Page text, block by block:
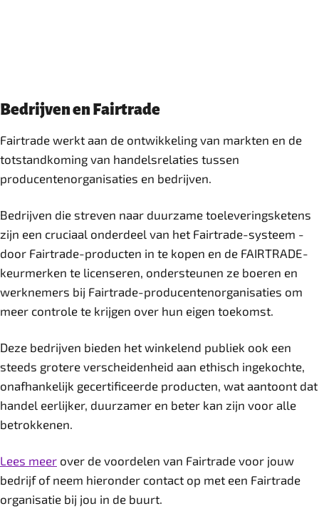
Bedrijven en Fairtrade
Fairtrade werkt aan de ontwikkeling van markten en de
totstandkoming van handelsrelaties tussen
producentenorganisaties en bedrijven.
Bedrijven die streven naar duurzame toeleveringsketens
zijn een cruciaal onderdeel van het Fairtrade-systeem -
door Fairtrade-producten in te kopen en de FAIRTRADE-
keurmerken te licenseren, ondersteunen ze boeren en
werknemers bij Fairtrade-producentenorganisaties om
meer controle te krijgen over hun eigen toekomst.
Deze bedrijven bieden het winkelend publiek ook een
steeds grotere verscheidenheid aan ethisch ingekochte,
onafhankelijk gecertificeerde producten, wat aantoont dat
handel eerlijker, duurzamer en beter kan zijn voor alle
betrokkenen.
Lees meer over de voordelen van Fairtrade voor jouw
bedrijf of neem hieronder contact op met een Fairtrade
organisatie bij jou in de buurt.